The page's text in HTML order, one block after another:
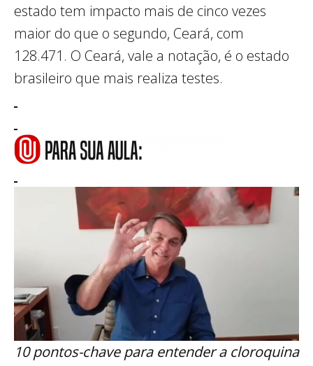
estado tem impacto mais de cinco vezes
maior do que o segundo, Ceará, com
128.471. O Ceará, vale a notação, é o estado
brasileiro que mais realiza testes.
10 pontos-chave para entender a cloroquina